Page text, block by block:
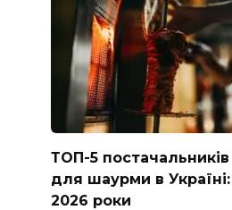
ТОП-5
для шаурми в Україні:
2026 роки